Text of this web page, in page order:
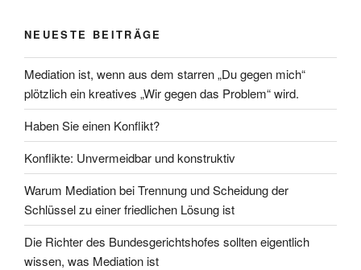
NEUESTE BEITRÄGE
Mediation ist, wenn aus dem starren „Du gegen mich“
plötzlich ein kreatives „Wir gegen das Problem“ wird.
Haben Sie einen Konflikt?
Konflikte: Unvermeidbar und konstruktiv
Warum Mediation bei Trennung und Scheidung der
Schlüssel zu einer friedlichen Lösung ist
Die Richter des Bundesgerichtshofes sollten eigentlich
wissen, was Mediation ist